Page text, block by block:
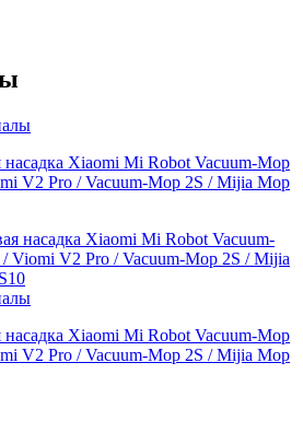
насадка Xiaomi Mi Robot Vacuum-Mop
V2 Pro / Vacuum-Mop 2S / Mijia Mop
насадка Xiaomi Mi Robot Vacuum-Mop
V2 Pro / Vacuum-Mop 2S / Mijia Mop